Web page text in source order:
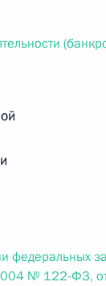
г. №
закон «О
г. №
Думой 27
16
федеральных
№ 122-ФЗ,